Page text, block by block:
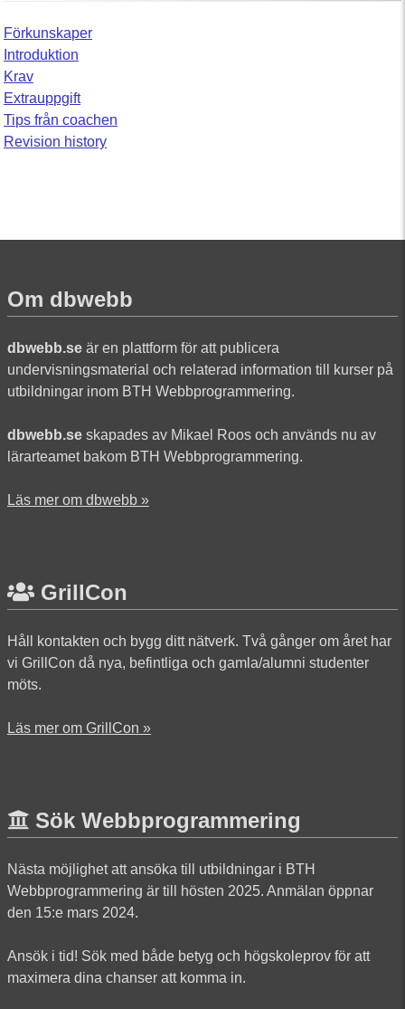
Förkunskaper
Introduktion
Krav
Extrauppgift
Tips från coachen
Revision history
Om dbwebb
dbwebb.seär en plattform för att publicera
undervisningsmaterial och relaterad information till kurser på
utbildningar inom BTH Webbprogrammering.
dbwebb.seskapades av Mikael Roos och används nu av
lärarteamet bakom BTH Webbprogrammering.
Läs mer om dbwebb »
GrillCon
Håll kontakten och bygg ditt nätverk. Två gånger om året har
vi GrillCon då nya, befintliga och gamla/alumni studenter
möts.
Läs mer om GrillCon »
Sök Webbprogrammering
Nästa möjlighet att ansöka till utbildningar i BTH
Webbprogrammering är till hösten 2025. Anmälan öppnar
den 15:e mars 2024.
Ansök i tid! Sök med både betyg och högskoleprov för att
maximera dina chanser att komma in.